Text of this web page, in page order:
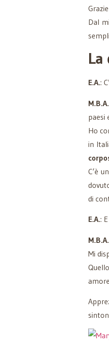
Dal
La
E.A.:
M.B.A.
paesi
Ho
in
C’è
di
E.A.: E
M.B.A.
Mi